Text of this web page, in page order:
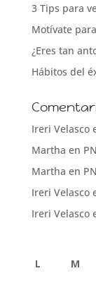
3 Tips para
Motívate
¿Eres tan
Hábitos del
Ireri Velasco
Martha en
Martha en
Ireri Velasco
Ireri Velasco
L M